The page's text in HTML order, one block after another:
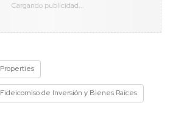
Properties
Fideicomiso de Inversión y Bienes Raíces